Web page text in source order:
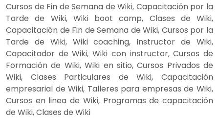
Cursos de Fin de Semana de Wiki, Capacitación por la
Tarde de Wiki, Wiki boot camp, Clases de Wiki,
Capacitación de Fin de Semana de Wiki, Cursos por la
Tarde de Wiki, Wiki coaching, Instructor de Wiki,
Capacitador de Wiki, Wiki con instructor, Cursos de
Formación de Wiki, Wiki en sitio, Cursos Privados de
Wiki, Clases Particulares de Wiki, Capacitación
empresarial de Wiki, Talleres para empresas de Wiki,
Cursos en linea de Wiki, Programas de capacitación
de Wiki, Clases de Wiki